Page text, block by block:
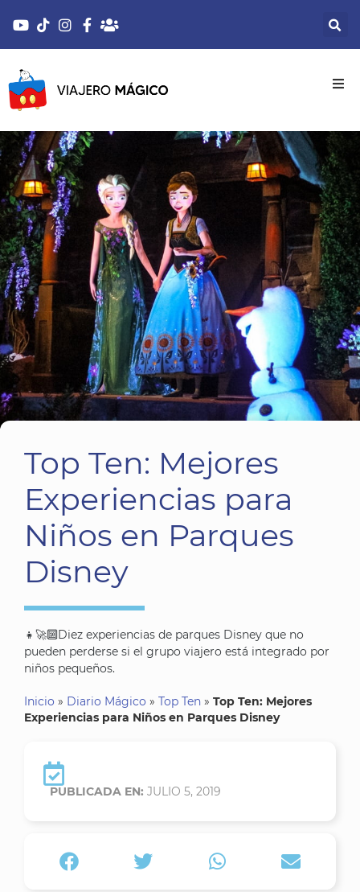
Top Ten: Mejores
Experiencias para
Niños en Parques
Disney
👧🚀🔟Diez experiencias de parques Disney que no
pueden perderse si el grupo viajero está integrado por
niños pequeños.
Inicio » Diario Mágico » Top Ten » Top Ten: Mejores
Experiencias para Niños en Parques Disney
PUBLICADA EN: JULIO 5, 2019